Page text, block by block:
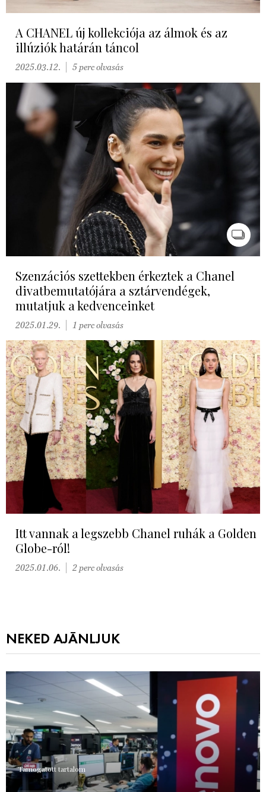
A CHANEL új kollekciója az álmok és az
illúziók határán táncol
2025.03.12. 5 perc olvasás
Szenzációs szettekben érkeztek a Chanel
divatbemutatójára a sztárvendégek,
mutatjuk a kedvenceinket
2025.01.29. 1 perc olvasás
Itt vannak a legszebb Chanel ruhák a Golden
Globe-ról!
2025.01.06. 2 perc olvasás
NEKED AJÁNLJUK
Támogatott tartalom